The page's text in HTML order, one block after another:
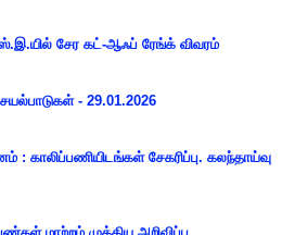
சேர கட்-ஆஃப் ரேங்க் விவரம்
- 29.01.2026
: காலிப்பணியிடங்கள் சேகரிப்பு. கலந்தாய்வு